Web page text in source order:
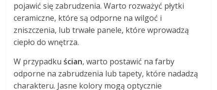
pojawić się zabrudzenia. Warto rozważyć płytki
ceramiczne, które są odporne na wilgoć i
zniszczenia, lub trwałe panele, które wprowadzą
ciepło do wnętrza.
W przypadkuścian, warto postawić na farby
odporne na zabrudzenia lub tapety, które nadadzą
charakteru. Jasne kolory mogą optycznie